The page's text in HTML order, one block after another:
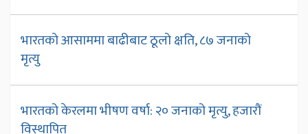
भारतको आसाममा बाढीबाट ठूलो क्षति, ८७ जनाको
मृत्यु
भारतको केरलमा भीषण वर्षा: २० जनाको मृत्यु, हजारौं
विस्थापित